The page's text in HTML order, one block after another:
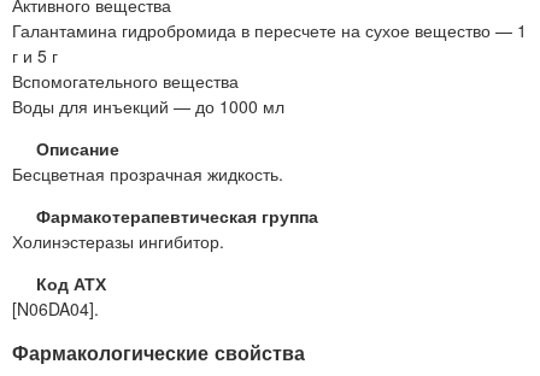
Активного вещества
Галантамина гидробромида в пересчете на сухое вещество — 1
г и 5 г
Вспомогательного вещества
Воды для инъекций — до 1000 мл
Описание
Бесцветная прозрачная жидкость.
Фармакотерапевтическая группа
Холинэстеразы ингибитор.
Код АТХ
[N06DA04].
Фармакологические свойства